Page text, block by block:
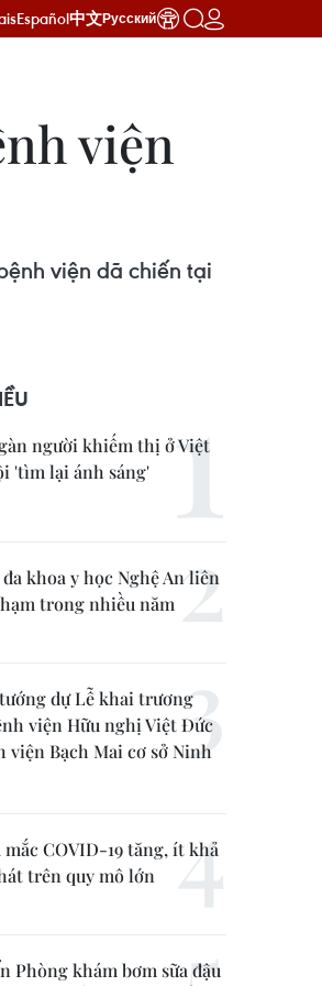
Español中文Русский
viện
viện dã chiến tại
người khiếm thị ở Việt
'tìm lại ánh sáng'
khoa y học Nghệ An liên
trong nhiều năm
dự Lễ khai trương
viện Hữu nghị Việt Đức
viện Bạch Mai cơ sở Ninh
mắc COVID-19 tăng, ít khả
trên quy mô lớn
Phòng khám bơm sữa đậu